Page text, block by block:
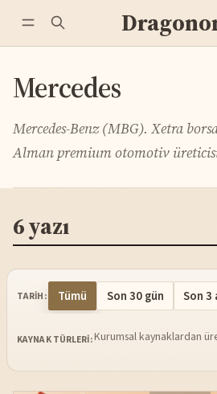
Mercedes
Mercedes-Benz (MBG). Xetra
Alman premium otomotiv
6 yazı
TARIH: Tümü Son 30 gün Son 3
KAYNAK TÜRLERI:Kurumsal kaynaklardan